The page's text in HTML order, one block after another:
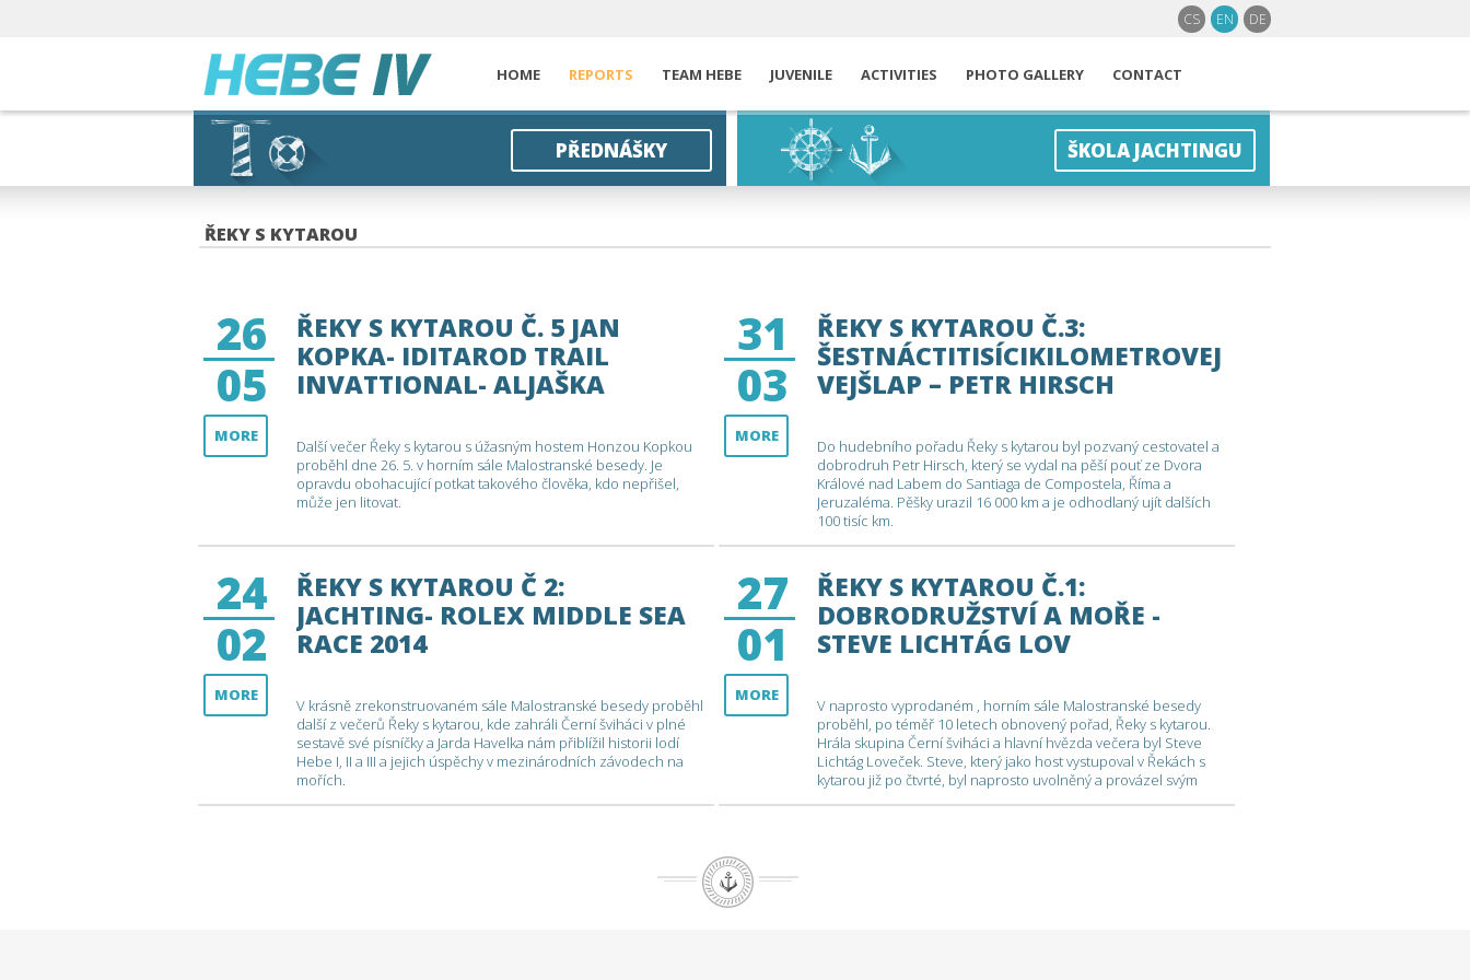
DE
EN
CS
HOME REPORTS TEAM HEBE JUVENILE ACTIVITIES PHOTO GALLERY CONTACT
PŘEDNÁŠKY ŠKOLA JACHTINGU
ŘEKY S KYTAROU
26
05
MORE
ŘEKY S KYTAROU Č. 5 JAN
KOPKA- IDITAROD TRAIL
INVATTIONAL- ALJAŠKA
Další večer Řeky s kytarou s úžasným hostem Honzou Kopkou
proběhl dne 26. 5. v horním sále Malostranské besedy. Je
opravdu obohacující potkat takového člověka, kdo nepřišel,
může jen litovat.
31
03
MORE
ŘEKY S KYTAROU Č.3:
ŠESTNÁCTITISÍCIKILOMETROVEJ
VEJŠLAP – PETR HIRSCH
Do hudebního pořadu Řeky s kytarou byl pozvaný cestovatel a
dobrodruh Petr Hirsch, který se vydal na pěší pouť ze Dvora
Králové nad Labem do Santiaga de Compostela, Říma a
Jeruzaléma. Pěšky urazil 16 000 km a je odhodlaný ujít dalších
100 tisíc km.
24
02
MORE
ŘEKY S KYTAROU Č 2:
JACHTING- ROLEX MIDDLE SEA
RACE 2014
V krásně zrekonstruovaném sále Malostranské besedy proběhl
další z večerů Řeky s kytarou, kde zahráli Černí šviháci v plné
sestavě své písníčky a Jarda Havelka nám přiblížil historii lodí
Hebe I, II a III a jejich úspěchy v mezinárodních závodech na
mořích.
27
01
MORE
ŘEKY S KYTAROU Č.1:
DOBRODRUŽSTVÍ A MOŘE -
STEVE LICHTÁG LOV
V naprosto vyprodaném , horním sále Malostranské besedy
proběhl, po téměř 10 letech obnovený pořad, Řeky s kytarou.
Hrála skupina Černí šviháci a hlavní hvězda večera byl Steve
Lichtág Loveček. Steve, který jako host vystupoval v Řekách s
kytarou již po čtvrté, byl naprosto uvolněný a provázel svým